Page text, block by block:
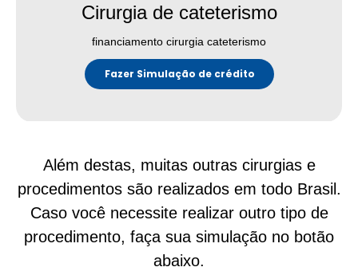
Cirurgia de cateterismo
financiamento cirurgia cateterismo
Fazer Simulação de crédito
Além destas, muitas outras cirurgias e
procedimentos são realizados em todo Brasil.
Caso você necessite realizar outro tipo de
procedimento, faça sua simulação no botão
abaixo.